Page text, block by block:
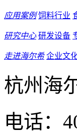
应用案例 饲料行业
研究中心 研发设备
走进海尔希 企业文
杭州海
电话：